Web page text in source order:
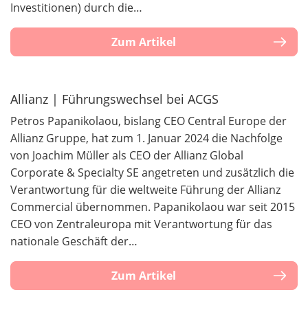
Investitionen) durch die…
Zum Artikel
Allianz | Führungswechsel bei ACGS
Petros Papanikolaou, bislang CEO Central Europe der
Allianz Gruppe, hat zum 1. Januar 2024 die Nachfolge
von Joachim Müller als CEO der Allianz Global
Corporate & Specialty SE angetreten und zusätzlich die
Verantwortung für die weltweite Führung der Allianz
Commercial übernommen. Papanikolaou war seit 2015
CEO von Zentraleuropa mit Verantwortung für das
nationale Geschäft der…
Zum Artikel